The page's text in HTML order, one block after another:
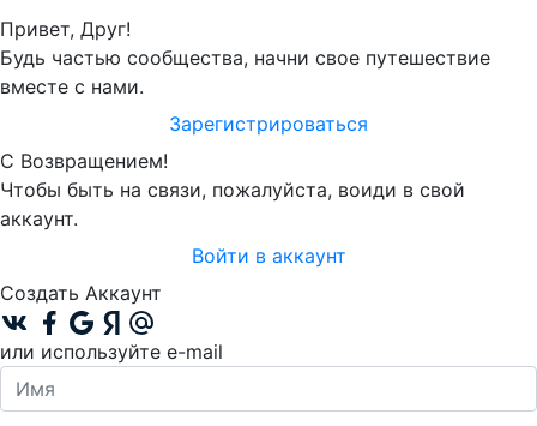
Привет, Друг!
Будь частью сообщества, начни свое путешествие
вместе с нами.
Зарегистрироваться
С Возвращением!
Чтобы быть на связи, пожалуйста, воиди в свой
аккаунт.
Войти в аккаунт
Создать Аккаунт
или используйте e-mail